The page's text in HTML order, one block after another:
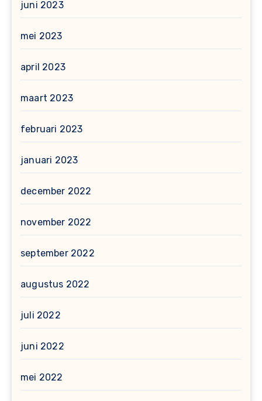
juni 2023
mei 2023
april 2023
maart 2023
februari 2023
januari 2023
december 2022
november 2022
september 2022
augustus 2022
juli 2022
juni 2022
mei 2022